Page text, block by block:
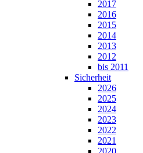
2017
2016
2015
2014
2013
2012
bis 2011
Sicherheit
2026
2025
2024
2023
2022
2021
2020